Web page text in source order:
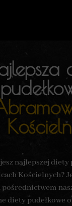
najlepszej diety
Kościelnych?
pośrednictwem
diety pudełkowe